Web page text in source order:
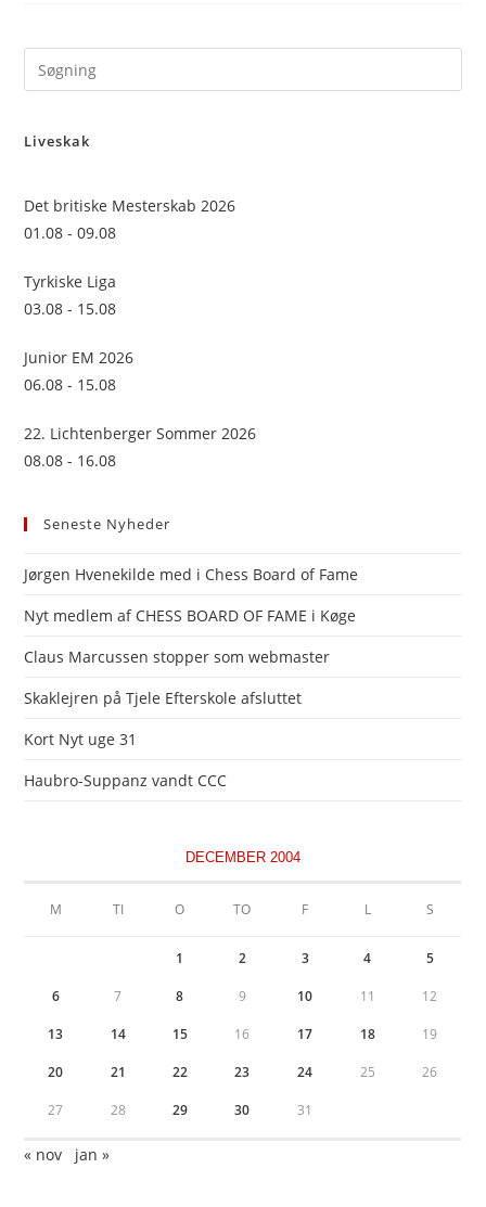
Liveskak
Det britiske Mesterskab 2026
01.08 - 09.08
Tyrkiske Liga
03.08 - 15.08
Junior EM 2026
06.08 - 15.08
22. Lichtenberger Sommer 2026
08.08 - 16.08
Seneste Nyheder
Jørgen Hvenekilde med i Chess Board of Fame
Nyt medlem af CHESS BOARD OF FAME i Køge
Claus Marcussen stopper som webmaster
Skaklejren på Tjele Efterskole afsluttet
Kort Nyt uge 31
Haubro-Suppanz vandt CCC
DECEMBER 2004
M TI O TO F L S
1 2 3 4 5
6 7 8 9 10 11 12
13 14 15 16 17 18 19
20 21 22 23 24 25 26
27 28 29 30 31
« nov jan »